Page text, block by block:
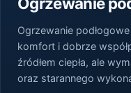
Ogrzewanie
komfort i dobrze
źródłem ciepła, ale
oraz starannego